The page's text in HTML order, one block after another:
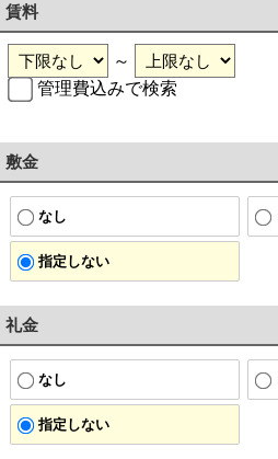
賃料
～
管理費込みで検索
敷金
なし
指定しない
礼金
なし
指定しない